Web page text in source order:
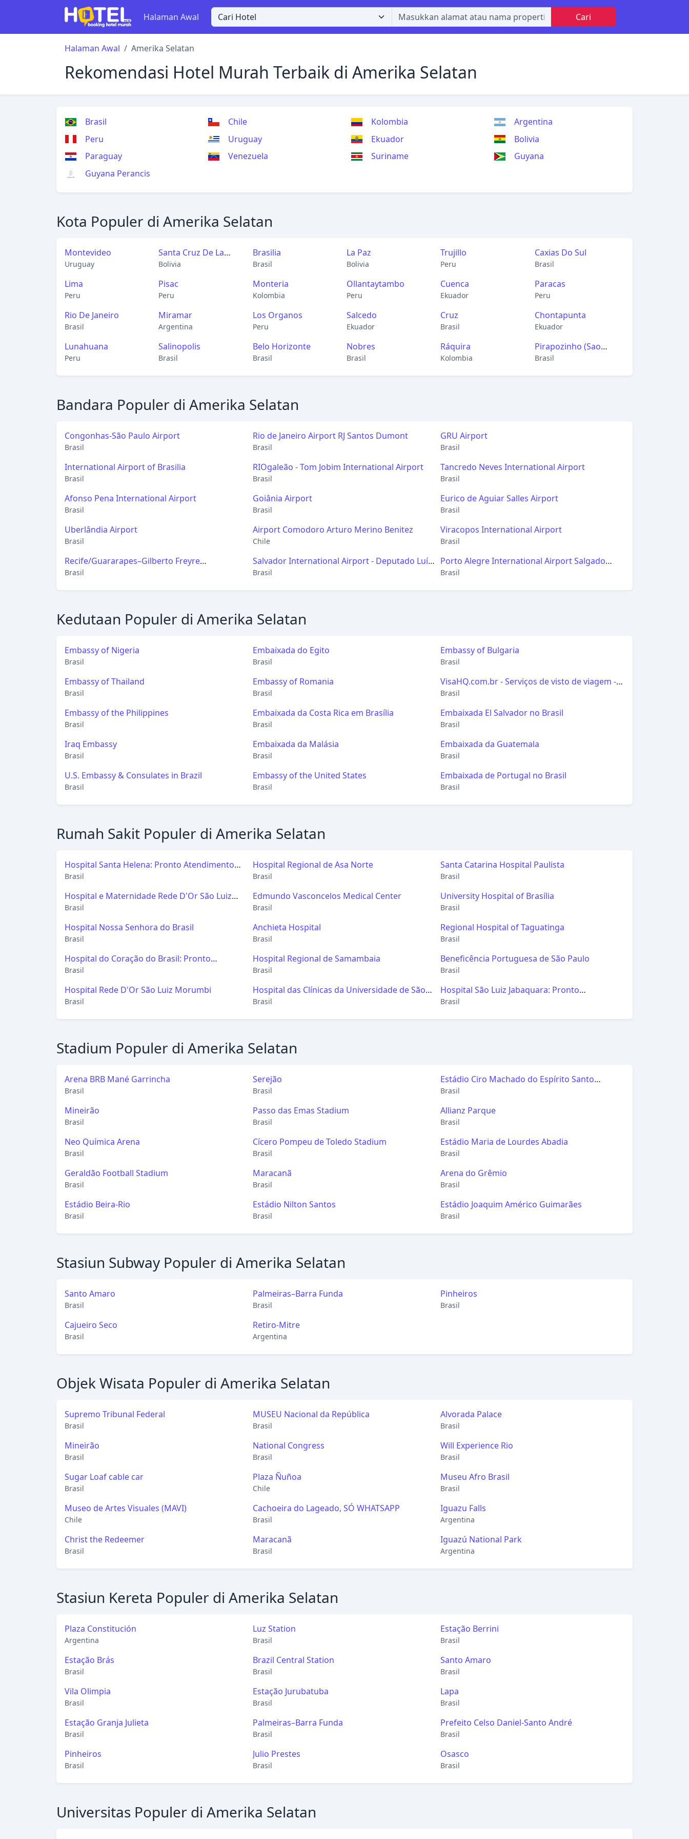
Halaman Awal Cari
Halaman Awal Amerika Selatan
Rekomendasi Hotel Murah Terbaik di Amerika Selatan
Brasil Chile Kolombia
Argentina
Peru
Uruguay Ekuador
Bolivia
Paraguay
Venezuela Suriname
Guyana
Guyana Perancis
Kota Populer di Amerika Selatan
Montevideo
Uruguay
Santa Cruz De La
Sierra
Bolivia
Brasilia
Brasil
La Paz
Bolivia
Trujillo
Peru
Caxias Do Sul
Brasil
Lima
Peru
Pisac
Peru
Monteria
Kolombia
Ollantaytambo
Peru
Cuenca
Ekuador
Paracas
Peru
Rio De Janeiro
Brasil
Miramar
Argentina
Los Organos
Peru
Salcedo
Ekuador
Cruz
Brasil
Chontapunta
Ekuador
Lunahuana
Peru
Salinopolis
Brasil
Belo Horizonte
Brasil
Nobres
Brasil
Ráquira
Kolombia
Pirapozinho (Sao
Paulo)
Brasil
Bandara Populer di Amerika Selatan
Congonhas-São Paulo Airport
Brasil
Rio de Janeiro Airport RJ Santos Dumont
Brasil
GRU Airport
Brasil
International Airport of Brasilia
Brasil
RIOgaleão - Tom Jobim International Airport
Brasil
Tancredo Neves International Airport
Brasil
Afonso Pena International Airport
Brasil
Goiânia Airport
Brasil
Eurico de Aguiar Salles Airport
Brasil
Uberlândia Airport
Brasil
Airport Comodoro Arturo Merino Benitez
Chile
Viracopos International Airport
Brasil
Recife/Guararapes–Gilberto Freyre
International Airport
Brasil
Salvador International Airport - Deputado Luís
Eduardo Magalhães
Brasil
Porto Alegre International Airport Salgado
Filho
Brasil
Kedutaan Populer di Amerika Selatan
Embassy of Nigeria
Brasil
Embaixada do Egito
Brasil
Embassy of Bulgaria
Brasil
Embassy of Thailand
Brasil
Embassy of Romania
Brasil
VisaHQ.com.br - Serviços de visto de viagem -
Brasil
Brasil
Embassy of the Philippines
Brasil
Embaixada da Costa Rica em Brasília
Brasil
Embaixada El Salvador no Brasil
Brasil
Iraq Embassy
Brasil
Embaixada da Malásia
Brasil
Embaixada da Guatemala
Brasil
U.S. Embassy & Consulates in Brazil
Brasil
Embassy of the United States
Brasil
Embaixada de Portugal no Brasil
Brasil
Rumah Sakit Populer di Amerika Selatan
Hospital Santa Helena: Pronto Atendimento
24h, Urgência, Emergência Adulto, Emergência
Brasil
Hospital Regional de Asa Norte
Brasil
Santa Catarina Hospital Paulista
Brasil
Hospital e Maternidade Rede D'Or São Luiz
Itaim
Brasil
Edmundo Vasconcelos Medical Center
Brasil
University Hospital of Brasília
Brasil
Hospital Nossa Senhora do Brasil
Brasil
Anchieta Hospital
Brasil
Regional Hospital of Taguatinga
Brasil
Hospital do Coração do Brasil: Pronto
Atendimento 24h, Urgência e Emergência, Asa
Brasil
Hospital Regional de Samambaia
Brasil
Beneficência Portuguesa de São Paulo
Brasil
Hospital Rede D'Or São Luiz Morumbi
Brasil
Hospital das Clínicas da Universidade de São
Paulo
Brasil
Hospital São Luiz Jabaquara: Pronto
Atendimento 24h, Urgência, Emergência
Brasil
Stadium Populer di Amerika Selatan
Arena BRB Mané Garrincha
Brasil
Serejão
Brasil
Estádio Ciro Machado do Espírito Santo
(Defelê)
Brasil
Mineirão
Brasil
Passo das Emas Stadium
Brasil
Allianz Parque
Brasil
Neo Química Arena
Brasil
Cícero Pompeu de Toledo Stadium
Brasil
Estádio Maria de Lourdes Abadia
Brasil
Geraldão Football Stadium
Brasil
Maracanã
Brasil
Arena do Grêmio
Brasil
Estádio Beira-Rio
Brasil
Estádio Nilton Santos
Brasil
Estádio Joaquim Américo Guimarães
Brasil
Stasiun Subway Populer di Amerika Selatan
Santo Amaro
Brasil
Palmeiras–Barra Funda
Brasil
Pinheiros
Brasil
Cajueiro Seco
Brasil
Retiro-Mitre
Argentina
Objek Wisata Populer di Amerika Selatan
Supremo Tribunal Federal
Brasil
MUSEU Nacional da República
Brasil
Alvorada Palace
Brasil
Mineirão
Brasil
National Congress
Brasil
Will Experience Rio
Brasil
Sugar Loaf cable car
Brasil
Plaza Ñuñoa
Chile
Museu Afro Brasil
Brasil
Museo de Artes Visuales (MAVI)
Chile
Cachoeira do Lageado, SÓ WHATSAPP
Brasil
Iguazu Falls
Argentina
Christ the Redeemer
Brasil
Maracanã
Brasil
Iguazú National Park
Argentina
Stasiun Kereta Populer di Amerika Selatan
Plaza Constitución
Argentina
Luz Station
Brasil
Estação Berrini
Brasil
Estação Brás
Brasil
Brazil Central Station
Brasil
Santo Amaro
Brasil
Vila Olimpia
Brasil
Estação Jurubatuba
Brasil
Lapa
Brasil
Estação Granja Julieta
Brasil
Palmeiras–Barra Funda
Brasil
Prefeito Celso Daniel-Santo André
Brasil
Pinheiros
Brasil
Julio Prestes
Brasil
Osasco
Brasil
Universitas Populer di Amerika Selatan